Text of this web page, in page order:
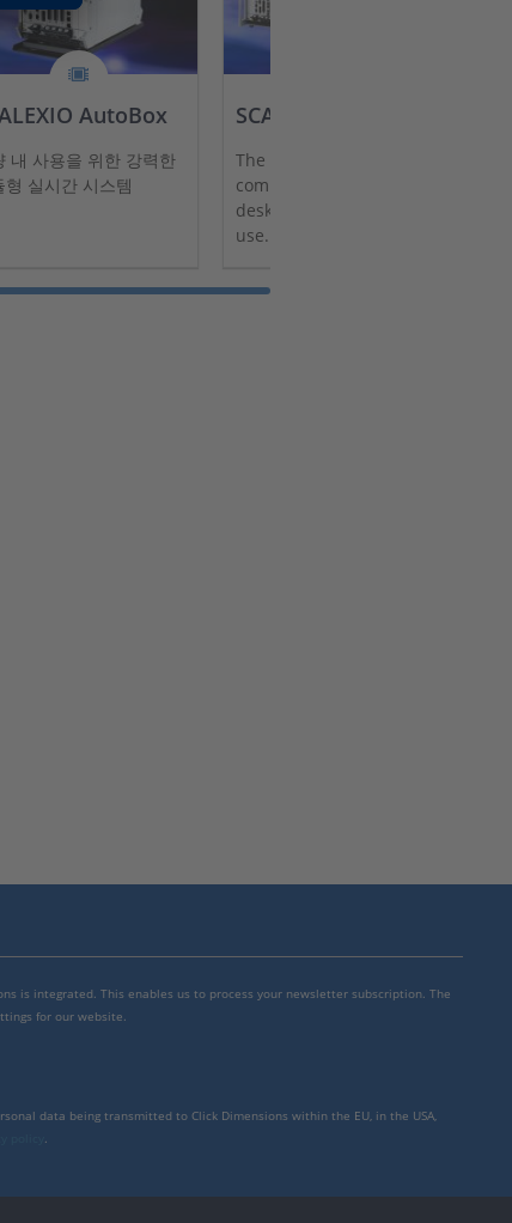
AutoBox
내 사용을 위한 강력한
형 실시간 시스템
SCALEXIO LabBox
The SCALEXIO LabBox is a
compact chassis for
desktop or rack-mount
use. It can integrate a
or be connected to a
is integrated. This enables us to process your newsletter subscription. The
for our website.
data being transmitted to Click Dimensions within the EU, in the USA,